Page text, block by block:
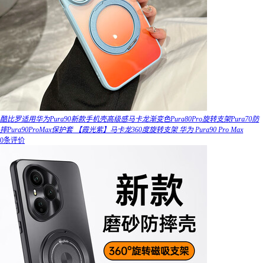
酷比罗适用华为Pura90新款手机壳高级感马卡龙渐变色Pura80Pro旋转支架Pura70防
摔Pura90ProMax保护套 【霞光紫】马卡龙360度旋转支架 华为 Pura90 Pro Max
0条评价